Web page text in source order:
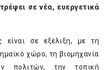
σε νέα, ευεργετικά
είναι σε εξέλιξη, με τη
χώρο, τη βιομηχανία
πολιτών, την τοπική